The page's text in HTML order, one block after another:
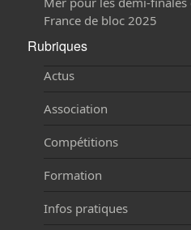
France de bloc 2025
Rubriques
Actus
Association
Compétitions
Formation
Infos pratiques